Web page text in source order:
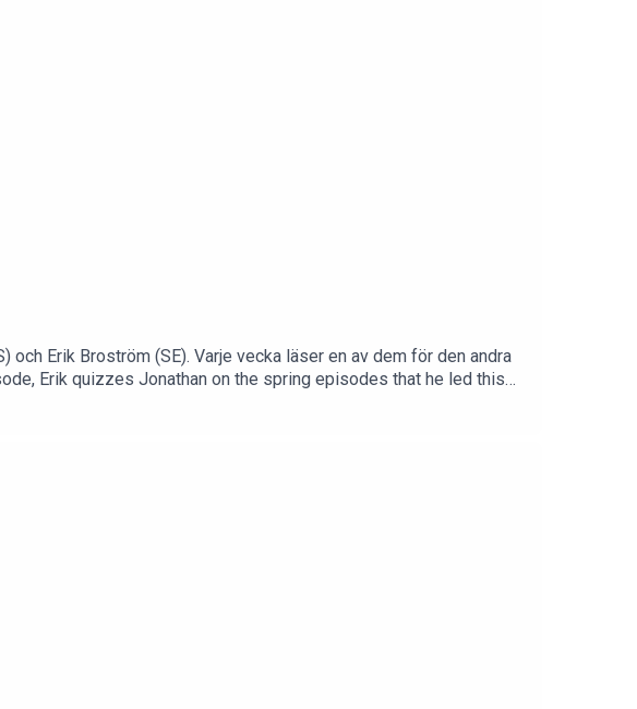
Erik Broström (SE). Varje vecka läser en av dem för den andra
Erik quizzes Jonathan on the spring episodes that he led this
teachmesweden